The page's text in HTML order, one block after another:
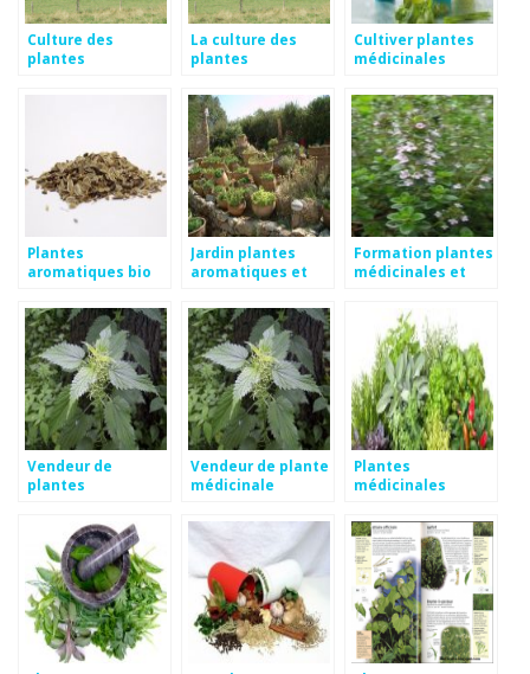
Culture des
plantes
La culture des
plantes
médicinales en bio
Cultiver plantes
médicinales
Plantes
aromatiques bio
Jardin plantes
aromatiques et
Formation plantes
médicinales et
Vendeur de
plantes
Vendeur de plante
médicinale
Plantes
médicinales